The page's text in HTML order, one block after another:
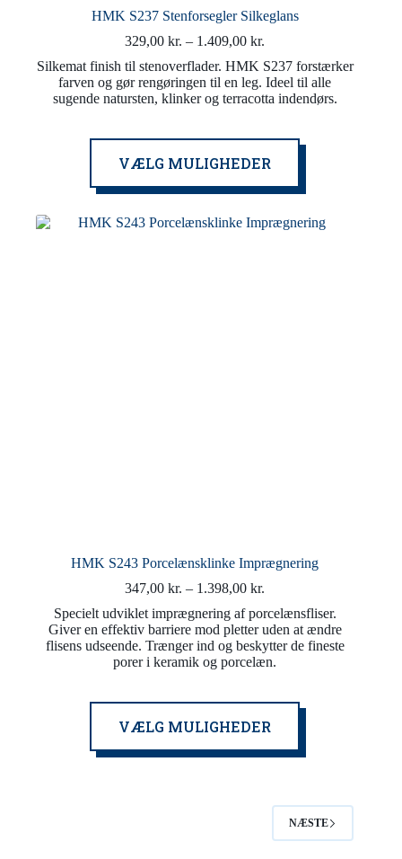
HMK S237 Stenforsegler Silkeglans
329,00kr. – 1.409,00kr.
til
1.409,00 kr.
Silkemat finish til stenoverflader. HMK S237 forstærker
farven og gør rengøringen til en leg. Ideel til alle
sugende natursten, klinker og terracotta indendørs.
VÆLG MULIGHEDER
Dette
vare
flere
Mulighederne
HMK S243 Porcelænsklinke Imprægnering
347,00kr. – 1.398,00kr.
til
1.398,00 kr.
Specielt udviklet imprægnering af porcelænsfliser.
Giver en effektiv barriere mod pletter uden at ændre
flisens udseende. Trænger ind og beskytter de fineste
porer i keramik og porcelæn.
VÆLG MULIGHEDER
Dette
vare
flere
NÆSTE